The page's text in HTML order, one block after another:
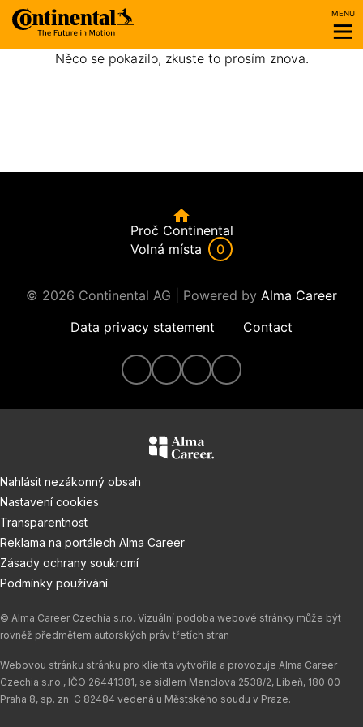
MENU
Něco se pokazilo, zkuste to prosím znova.
Proč Continental
Volná místa
0
© 2026 Continental AG | Powered by Alma Career
Data privacy statement
Contact
Nahlásit nezákonný obsah
Nastavení cookies
Transparentnost
Reklama na portálech Alma Career
Zásady ochrany soukromí
Podmínky používání
© Alma Career Czechia s.r.o. Vizuální podoba webové stránky může být
rovněž předmětem autorských práv třetích stran
Webovou stránku stránku pro klienta vytvořila a provozuje Alma Career
Czechia s.r.o., IČO 26441381, se sídlem Menclova 2538/2, Libeň, 180 00
Praha 8, sp. zn. C 82484 vedená u Městského soudu v Praze.